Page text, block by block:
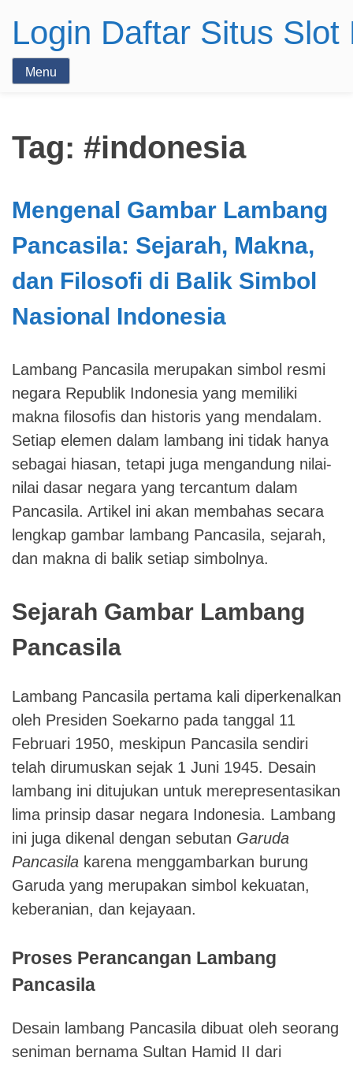
Login Daftar Situs Slot
Menu
Tag: #indonesia
Mengenal Gambar Lambang
Pancasila: Sejarah, Makna,
dan Filosofi di Balik Simbol
Nasional Indonesia
Lambang Pancasila merupakan simbol resmi
negara Republik Indonesia yang memiliki
makna filosofis dan historis yang mendalam.
Setiap elemen dalam lambang ini tidak hanya
sebagai hiasan, tetapi juga mengandung nilai-
nilai dasar negara yang tercantum dalam
Pancasila. Artikel ini akan membahas secara
lengkap gambar lambang Pancasila, sejarah,
dan makna di balik setiap simbolnya.
Sejarah Gambar Lambang
Pancasila
Lambang Pancasila pertama kali diperkenalkan
oleh Presiden Soekarno pada tanggal 11
Februari 1950, meskipun Pancasila sendiri
telah dirumuskan sejak 1 Juni 1945. Desain
lambang ini ditujukan untuk merepresentasikan
lima prinsip dasar negara Indonesia. Lambang
ini juga dikenal dengan sebutan Garuda
Pancasila karena menggambarkan burung
Garuda yang merupakan simbol kekuatan,
keberanian, dan kejayaan.
Proses Perancangan Lambang
Pancasila
Desain lambang Pancasila dibuat oleh seorang
seniman bernama Sultan Hamid II dari